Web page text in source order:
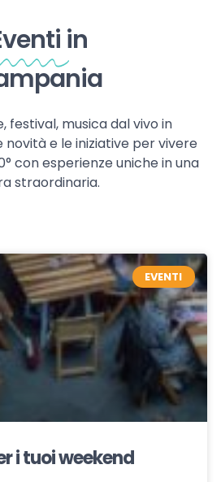
in
festival, musica dal vivo in
novità e le iniziative per vivere
con esperienze uniche in una
straordinaria.
EVENTI
i tuoi weekend